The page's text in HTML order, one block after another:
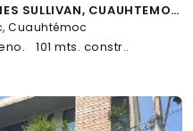
DEPARTAMENTO EN RENTA JAMES SULLIVAN, CUAUHTEMOC - (34)
Cuauhtémoc
101 mts. constr..